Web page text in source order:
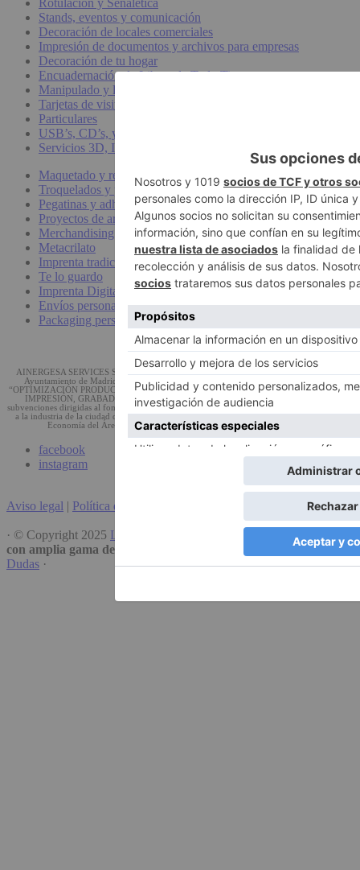
Rotulacion y Señalética
Stands, eventos y comunicación
Decoración de locales comerciales
Impresión de documentos y archivos para empresas
Decoración de tu hogar
Encuadernación de Libros de Todo Tipo
Manipulado y logística
Tarjetas de visita
Particulares
USB’s, CD’s, y DVD’s
Servicios 3D, Impresión y Diseño
Maquetado y retoque de documentos
Troquelados y perforados
Pegatinas y adhesivos personalizadas para ropa
Proyectos de arquitectura
Merchandising y Textil
Metacrilato
Imprenta tradicional
Te lo guardo
Imprenta Digital para Restaurantes y Bares
Envíos personalizados
Packaging personalizado en Madrid:
AINERGESA SERVICES SL ha recibido una subvención por importe de 27.744,19€ del
Ayuntamiento de Madrid, para la realización del proyecto de inversión denominado
“OPTIMIZACIÓN PRODUCTIVA A TRAVÉS DE LA INVERSIÓN EN TECNOLOGÍAS DE
IMPRESIÓN, GRABADO, ACABADO 4.0”, con cargo a la convocatoria pública de
subvenciones dirigidas al fomento, impulso y reactivación de la industria y servicios conexos
a la industria de la ciudad de Madrid, para la anualidad 2025, de la Dirección General de
Economía del Área de Gobierno de Economía, Innovación y Hacienda.
facebook
instagram
Aviso legal | Política de Privacidad
· © Copyright 2025 Langayo
Especializada en impresión digital
con amplia gama de acabados.
· Gestión de Publicidad porMario
Dudas ·